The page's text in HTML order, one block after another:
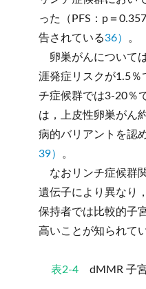
った（PFS：p＝
告されている36） 。
卵巣がんについて
涯発症リスクが1.5％
チ症候群では3-20％
は，上皮性卵巣がん
病的バリアントを認
39） 。
なおリンチ症候群
遺伝子により異なり
保持者では比較的子
高いことが知られて
表2-4dMMR 子宮